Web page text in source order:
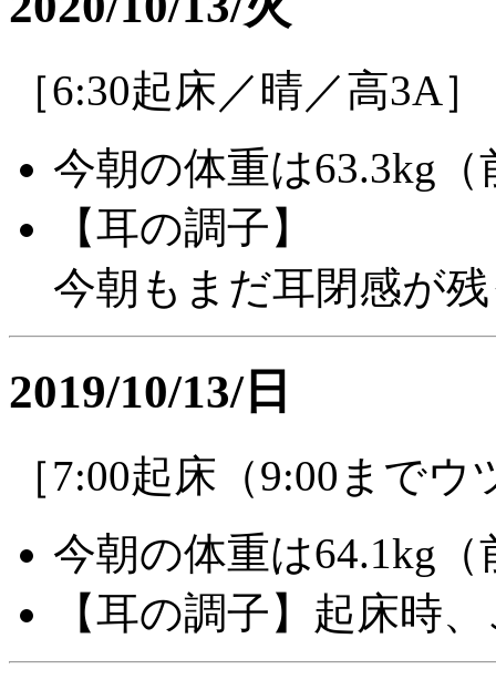
［6:30起床／晴／高3A］
今朝の体重は63.3kg（
【耳の調子】
今朝もまだ耳閉感が
2019/10/13/日
［7:00起床（9:00まで
今朝の体重は64.1kg（
【耳の調子】起床時